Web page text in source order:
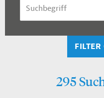
FILTER
295